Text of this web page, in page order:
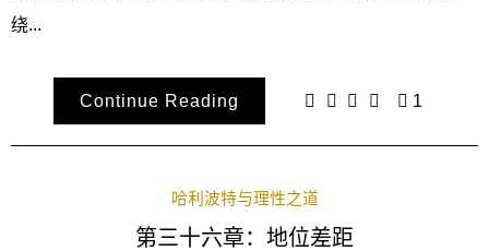
绕...
Continue Reading 1
哈利波特与理性之道
第三十六章：地位差距